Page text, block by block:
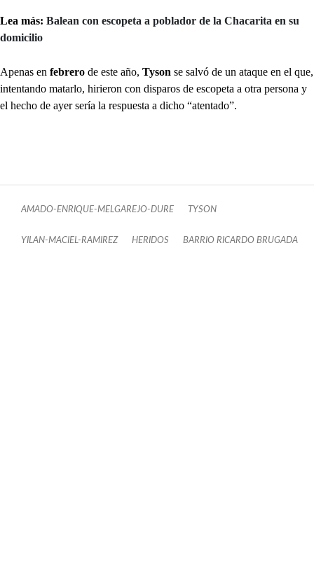
Lea más: Balean con escopeta a poblador de la Chacarita en su
domicilio
Apenas en febrero de este año, Tyson se salvó de un ataque en el que,
intentando matarlo, hirieron con disparos de escopeta a otra persona y
el hecho de ayer sería la respuesta a dicho “atentado”.
AMADO-ENRIQUE-MELGAREJO-DURE TYSON
YILAN-MACIEL-RAMIREZ HERIDOS BARRIO RICARDO BRUGADA